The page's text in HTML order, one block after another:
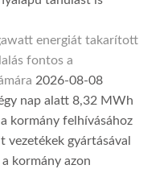
energiát takarított
fontos a
2026-08-08
nap alatt 8,32 MWh
kormány felhívásához
vezetékek gyártásával
kormány azon